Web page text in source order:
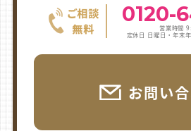
0120-
営業時間
定休日 日曜日・年末
お問い